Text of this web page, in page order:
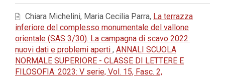
Chiara Michelini, Maria Cecilia Parra, La terrazza
inferiore del complesso monumentale del vallone
orientale (SAS 3/30). La campagna di scavo 2022:
nuovi dati e problemi aperti , ANNALI SCUOLA
NORMALE SUPERIORE - CLASSE DI LETTERE E
FILOSOFIA: 2023: V serie, Vol. 15, Fasc. 2,